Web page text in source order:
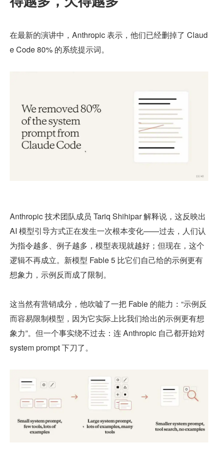
在最新的演讲中，Anthropic 表示，他们已经删掉了 Claud
e Code 80% 的系统提示词。
Anthropic 技术团队成员 Tariq Shihipar 解释说，这反映出
AI 模型引导方式正在发生一次根本变化——过去，人们认
为指令越多、例子越多，模型表现就越好；但现在，这个
逻辑不再成立。新模型 Fable 5 比它们自己给的示例更有
想象力，示例反而成了限制。
这当然有营销成分，他吹嘘了一把 Fable 的能力：“示例反
而容易限制模型，因为它实际上比我们给出的示例更有想
象力”。但一个事实绕不过去：连 Anthropic 自己都开始对
system prompt 下刀了。